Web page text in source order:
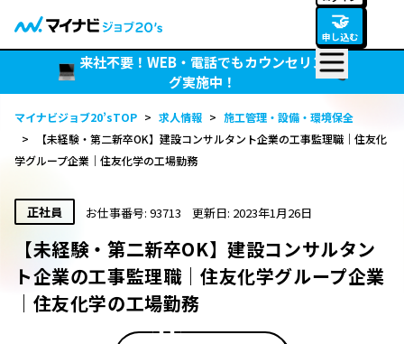
🤝
申し込む
来社不要！WEB・電話でもカウンセリン
グ実施中！
マイナビジョブ20’sTOP > 求人情報 > 施工管理・設備・環境保全
>
【未経験・第二新卒OK】建設コンサルタント企業の工事監理職｜住友化
学グループ企業｜住友化学の工場勤務
正社員 お仕事番号: 93713 更新日: 2023年1月26日
【未経験・第二新卒OK】建設コンサルタン
ト企業の工事監理職｜住友化学グループ企業
｜住友化学の工場勤務